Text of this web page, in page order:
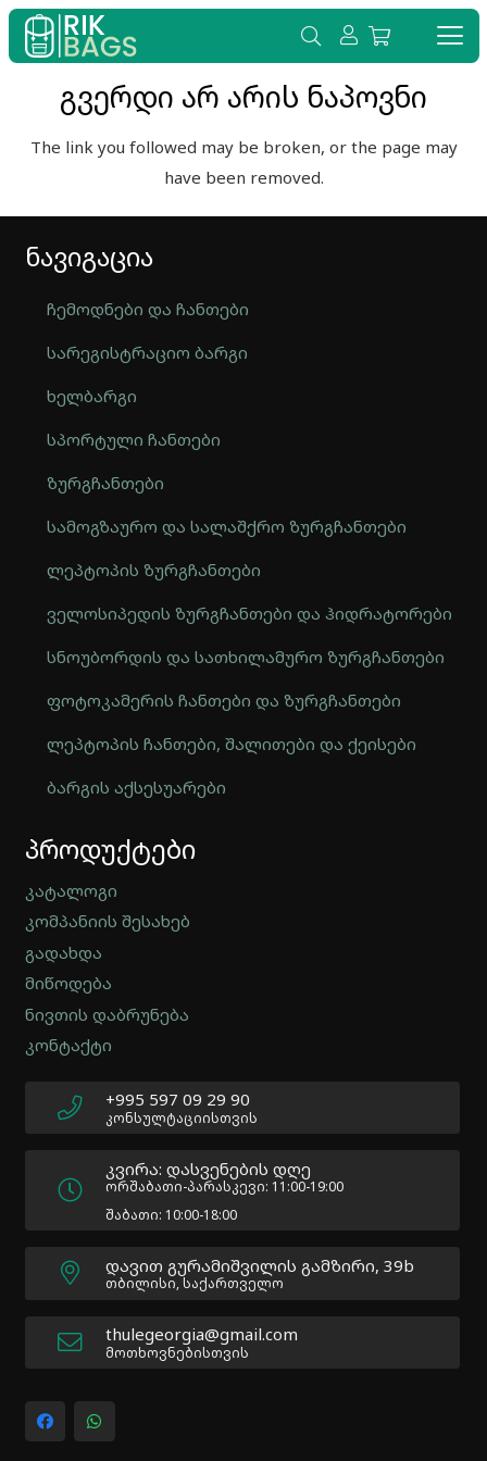
გვერდი არ არის ნაპოვნი
The link you followed may be broken, or the page may
have been removed.
ნავიგაცია
ჩემოდნები და ჩანთები
სარეგისტრაციო ბარგი
ხელბარგი
სპორტული ჩანთები
ზურგჩანთები
სამოგზაურო და სალაშქრო ზურგჩანთები
ლეპტოპის ზურგჩანთები
ველოსიპედის ზურგჩანთები და ჰიდრატორები
სნოუბორდის და სათხილამურო ზურგჩანთები
ფოტოკამერის ჩანთები და ზურგჩანთები
ლეპტოპის ჩანთები, შალითები და ქეისები
ბარგის აქსესუარები
Hierarchic
Categories
in
Menu
-
Version
2.0.12
Author:
Atakan
Docs:
https://atakanau.blogspot.com/2021/01/automatic-
menu-
plugin.html
|
Active
Theme:
Impreza
Child
(Impreza-
Parent
პროდუქტები
კატალოგი
კომპანიის შესახებ
გადახდა
მიწოდება
ნივთის დაბრუნება
კონტაქტი
+995 597 09 29 90
კონსულტაციისთვის
კვირა: დასვენების დღე
ორშაბათი-პარასკევი: 11:00-19:00
შაბათი: 10:00-18:00
დავით გურამიშვილის გამზირი, 39b
თბილისი, საქართველო
thulegeorgia@gmail.com
მოთხოვნებისთვის